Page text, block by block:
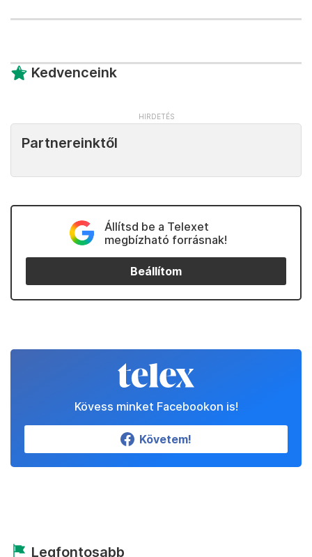
Kedvenceink
Partnereinktől
Állítsd be a Telexet
megbízható forrásnak!
Beállítom
Kövess minket Facebookon is!
Követem!
Legfontosabb